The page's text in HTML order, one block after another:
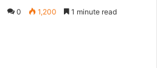
e
0 1,200 1 minute read